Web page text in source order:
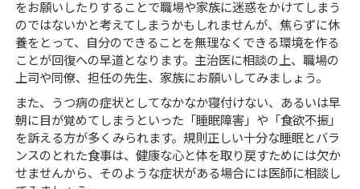
をお願いしたりすることで職場や家族に迷惑をかけてしまう
のではないかと考えてしまうかもしれませんが、焦らずに休
養をとって、自分のできることを無理なくできる環境を作る
ことが回復への早道となります。主治医に相談の上、職場の
上司や同僚、担任の先生、家族にお願いしてみましょう。
また、うつ病の症状としてなかなか寝付けない、あるいは早
朝に目が覚めてしまうといった「睡眠障害」や「食欲不振」
を訴える方が多くみられます。規則正しい十分な睡眠とバラ
ンスのとれた食事は、健康な心と体を取り戻すためには欠か
せませんから、そのような症状がある場合には医師に相談し